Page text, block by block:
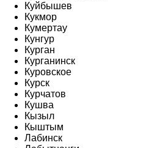
Куйбышев
Кукмор
Кумертау
Кунгур
Курган
Курганинск
Куровское
Курск
Курчатов
Кушва
Кызыл
Кыштым
Лабинск